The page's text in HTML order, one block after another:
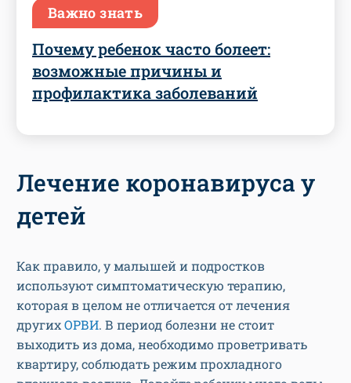
Важно знать
Почему ребенок часто болеет:
возможные причины и
профилактика заболеваний
Лечение коронавируса у
детей
Как правило, у малышей и подростков
используют симптоматическую терапию,
которая в целом не отличается от лечения
другихОРВИ. В период болезни не стоит
выходить из дома, необходимо проветривать
квартиру, соблюдать режим прохладного